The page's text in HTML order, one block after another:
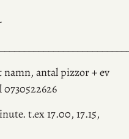
antal pizzor + ev
t.ex 17.00, 17.15,